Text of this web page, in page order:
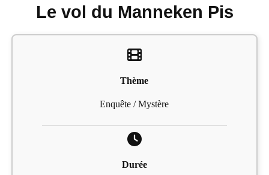
Le vol du Manneken Pis
Thème
Enquête / Mystère
Durée